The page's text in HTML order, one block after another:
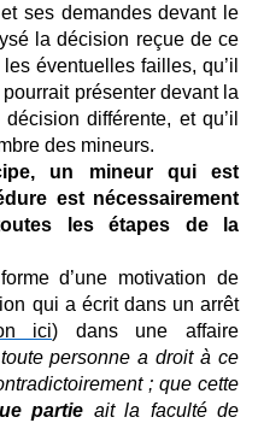
ses demandes devant le
la décision reçue de ce
éventuelles failles, qu’il
présenter devant la
différente, et qu’il
des mineurs.
un mineur qui est
est nécessairement
les étapes de la
d’une motivation de
qui a écrit dans un arrêt
ici) dans une affaire
personne a droit à ce
; que cette
partie ait la faculté de